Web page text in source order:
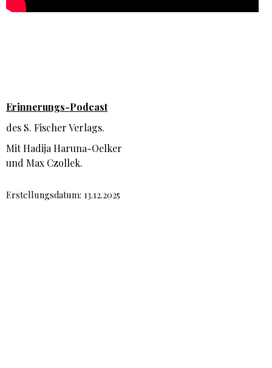
Erinnerungs-Podcast
des S. Fischer Verlags.
Mit Hadija Haruna-Oelker
und Max Czollek.
Erstellungsdatum: 13.12.2025